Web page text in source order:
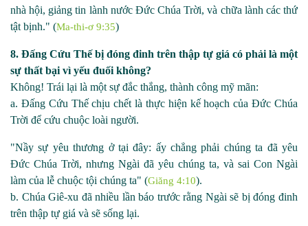
nhà hội, giảng tin lành nước Đức Chúa Trời, và chữa lành các thứ
tật bịnh." (Ma-thi-ơ 9:35)
8. Đấng Cứu Thế bị đóng đinh trên thập tự giá có phải là một
sự thất bại vì yếu đuối không?
Không! Trái lại là một sự đắc thắng, thành công mỹ mãn:
a. Đấng Cứu Thế chịu chết là thực hiện kế hoạch của Đức Chúa
Trời để cứu chuộc loài người.
"Nầy sự yêu thương ở tại đây: ấy chẳng phải chúng ta đã yêu
Đức Chúa Trời, nhưng Ngài đã yêu chúng ta, và sai Con Ngài
làm của lễ chuộc tội chúng ta" (Giăng 4:10).
b. Chúa Giê-xu đã nhiều lần báo trước rằng Ngài sẽ bị đóng đinh
trên thập tự giá và sẽ sống lại.